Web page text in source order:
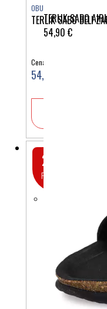
TERLIK SABO
54,90 €
OBUTEV
TERLIK SABO BELI
Cena:
54,90 €
20%
POPUSTA